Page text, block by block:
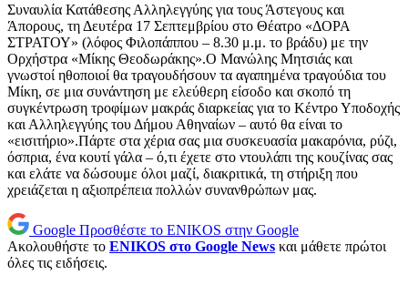
Συναυλία Κατάθεσης Αλληλεγγύης για τους Άστεγους και
Άπορους, τη Δευτέρα 17 Σεπτεμβρίου στο Θέατρο «ΔΟΡΑ
ΣΤΡΑΤΟΥ» (λόφος Φιλοπάππου – 8.30 μ.μ. το βράδυ) με την
Ορχήστρα «Μίκης Θεοδωράκης».Ο Μανώλης Μητσιάς και
γνωστοί ηθοποιοί θα τραγουδήσουν τα αγαπημένα τραγούδια του
Μίκη, σε μια συνάντηση με ελεύθερη είσοδο και σκοπό τη
συγκέντρωση τροφίμων μακράς διαρκείας για το Κέντρο Υποδοχής
και Αλληλεγγύης του Δήμου Αθηναίων – αυτό θα είναι το
«εισιτήριο».Πάρτε στα χέρια σας μια συσκευασία μακαρόνια, ρύζι,
όσπρια, ένα κουτί γάλα – ό,τι έχετε στο ντουλάπι της κουζίνας σας
και ελάτε να δώσουμε όλοι μαζί, διακριτικά, τη στήριξη που
χρειάζεται η αξιοπρέπεια πολλών συνανθρώπων μας.
Google Προσθέστε το ENIKOS στην Google
Ακολουθήστε το ENIKOS στο Google News και μάθετε πρώτοι
όλες τις ειδήσεις.